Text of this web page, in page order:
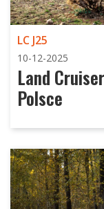
LC J25
10-12-2025
Land
Polsce